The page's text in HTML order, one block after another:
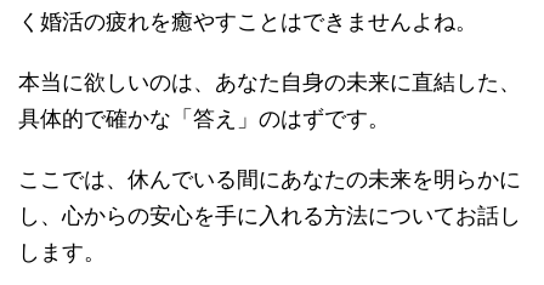
く婚活の疲れを癒やすことはできませんよね。
本当に欲しいのは、あなた自身の未来に直結した、
具体的で確かな「答え」のはずです。
ここでは、休んでいる間にあなたの未来を明らかに
し、心からの安心を手に入れる方法についてお話し
します。